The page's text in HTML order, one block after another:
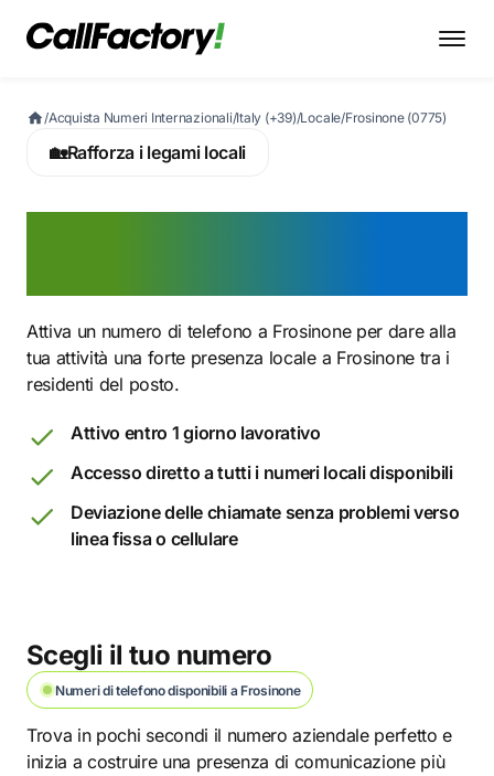
/Acquista Numeri Internazionali/Italy (+39)/Locale/Frosinone (0775)
🏡Rafforza i legami locali
Attiva un numero di telefono a Frosinone per dare alla
tua attività una forte presenza locale a Frosinone tra i
residenti del posto.
Attivo entro 1 giorno lavorativo
Accesso diretto a tutti i numeri locali disponibili
Deviazione delle chiamate senza problemi verso
linea fissa o cellulare
Scegli il tuo numero
Numeri di telefono disponibili a Frosinone
Trova in pochi secondi il numero aziendale perfetto e
inizia a costruire una presenza di comunicazione più